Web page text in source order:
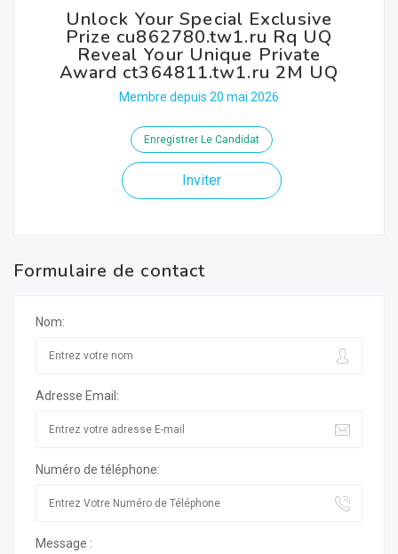
Unlock Your Special Exclusive
Prize cu862780.tw1.ru Rq UQ
Reveal Your Unique Private
Award ct364811.tw1.ru 2M UQ
Membre depuis 20 mai 2026
Enregistrer Le Candidat
Inviter
Formulaire de contact
Nom:
Adresse Email:
Numéro de téléphone:
Message :